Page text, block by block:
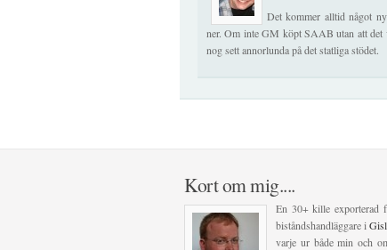
Det kommer alltid något
ner. Om inte GM köpt SAAB utan att det
nog sett annorlunda på det statliga stödet.
Kort om mig....
En 30+ kille exporterad
biståndshandläggare i
varje ur både min och